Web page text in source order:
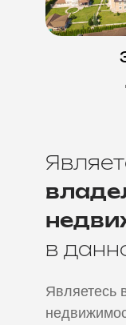
в
Являетесь